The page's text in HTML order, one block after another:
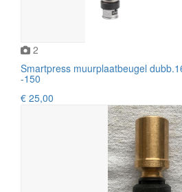
2
Smartpress muurplaatbeugel
-150
€ 25,00